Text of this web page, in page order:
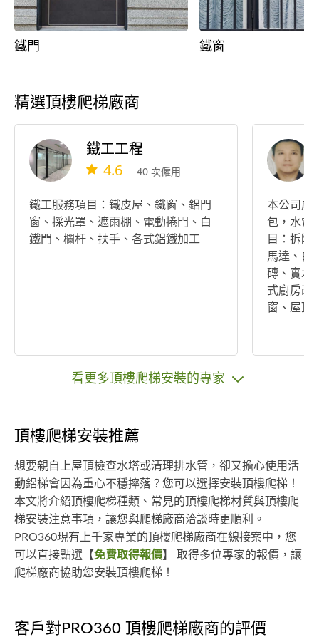
鐵門 鐵窗
精選頂樓爬梯廠商
鐵工工程
4.6 40 次僱用
鐵工服務項目：鐵皮屋、鐵窗、鋁門
窗、採光罩、遮雨棚、電動捲門、白
鐵門、欄杆、扶手、各式鋁鐵加工
本公司成
包，水電
目：拆除
馬達、白
磚、實木
式廚房改
窗、屋頂
看更多頂樓爬梯安裝的專家
頂樓爬梯安裝推薦
想要親自上屋頂檢查水塔或清理排水管，卻又擔心使用活
動鋁梯會因為重心不穩摔落？您可以選擇安裝頂樓爬梯！
本文將介紹頂樓爬梯種類、常見的頂樓爬梯材質與頂樓爬
梯安裝注意事項，讓您與爬梯廠商洽談時更順利。
PRO360現有上千家專業的頂樓爬梯廠商在線接案中，您
可以直接點選【免費取得報價】 取得多位專家的報價，讓
爬梯廠商協助您安裝頂樓爬梯！
客戶對PRO360 頂樓爬梯廠商的評價